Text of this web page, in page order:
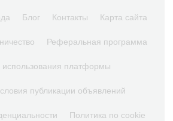
Блог Контакты Карта сайта
Реферальная программа
использования платформы
публикации объявлений
Политика по cookie